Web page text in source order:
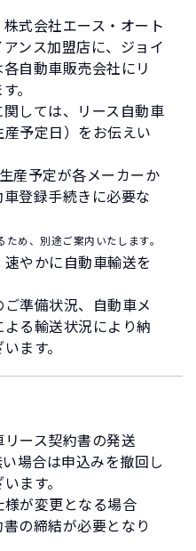
式会社エース・オート
ンス加盟店に、ジョイ
自動車販売会社にリ
。
しては、リース自動車
予定日）をお伝えい
産予定が各メーカーか
登録手続きに必要な
め、別途ご案内いたします。
やかに自動車輸送を
準備状況、自動車メ
る輸送状況により納
ます。
ース契約書の発送
場合は申込みを撤回し
ます。
が変更となる場合
の締結が必要となり